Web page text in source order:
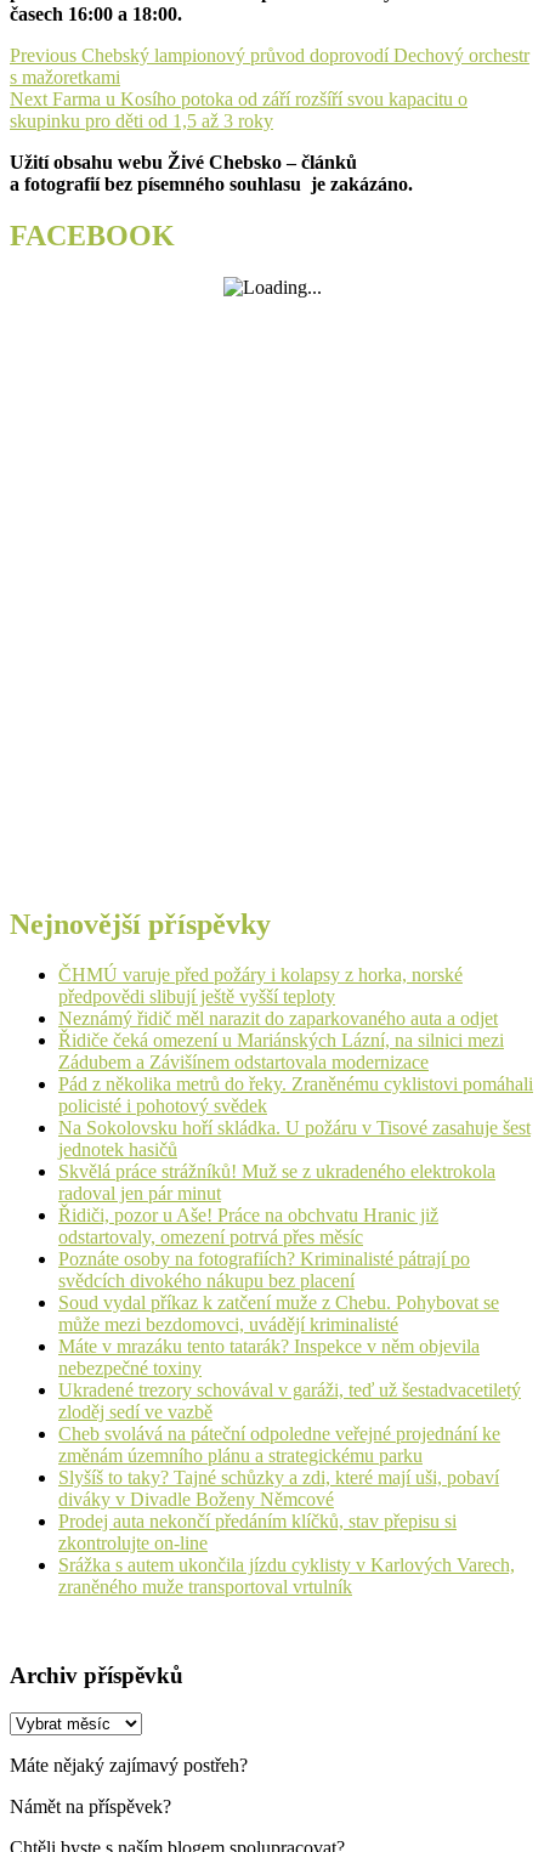
časech 16:00 a 18:00.
Navigace
pro
příspěvek
Previous Previous
post:
Chebský lampionový průvod doprovodí Dechový orchestr
s mažoretkami
Next Next
post:
Farma u Kosího potoka od září rozšíří svou kapacitu o
skupinku pro děti od 1,5 až 3 roky
Užití obsahu webu Živé Chebsko – článků
a fotografií bez písemného souhlasu je zakázáno.
FACEBOOK
Nejnovější příspěvky
ČHMÚ varuje před požáry i kolapsy z horka, norské
předpovědi slibují ještě vyšší teploty
Neznámý řidič měl narazit do zaparkovaného auta a odjet
Řidiče čeká omezení u Mariánských Lázní, na silnici mezi
Zádubem a Závišínem odstartovala modernizace
Pád z několika metrů do řeky. Zraněnému cyklistovi pomáhali
policisté i pohotový svědek
Na Sokolovsku hoří skládka. U požáru v Tisové zasahuje šest
jednotek hasičů
Skvělá práce strážníků! Muž se z ukradeného elektrokola
radoval jen pár minut
Řidiči, pozor u Aše! Práce na obchvatu Hranic již
odstartovaly, omezení potrvá přes měsíc
Poznáte osoby na fotografiích? Kriminalisté pátrají po
svědcích divokého nákupu bez placení
Soud vydal příkaz k zatčení muže z Chebu. Pohybovat se
může mezi bezdomovci, uvádějí kriminalisté
Máte v mrazáku tento tatarák? Inspekce v něm objevila
nebezpečné toxiny
Ukradené trezory schovával v garáži, teď už šestadvacetiletý
zloděj sedí ve vazbě
Cheb svolává na páteční odpoledne veřejné projednání ke
změnám územního plánu a strategickému parku
Slyšíš to taky? Tajné schůzky a zdi, které mají uši, pobaví
diváky v Divadle Boženy Němcové
Prodej auta nekončí předáním klíčků, stav přepisu si
zkontrolujte on-line
Srážka s autem ukončila jízdu cyklisty v Karlových Varech,
zraněného muže transportoval vrtulník
Archiv příspěvků
Archiv
Máte nějaký zajímavý postřeh?
Námět na příspěvek?
Chtěli byste s naším blogem spolupracovat?